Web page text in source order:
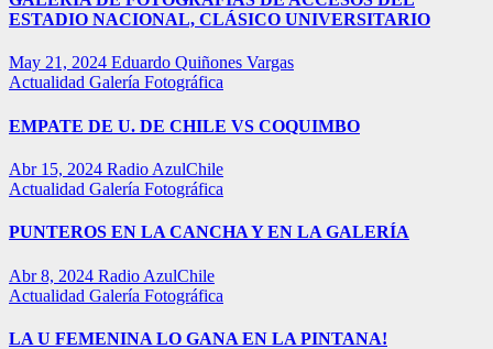
ESTADIO NACIONAL, CLÁSICO UNIVERSITARIO
May 21, 2024 Eduardo Quiñones Vargas
Actualidad Galería Fotográfica
EMPATE DE U. DE CHILE VS COQUIMBO
Abr 15, 2024 Radio AzulChile
Actualidad Galería Fotográfica
PUNTEROS EN LA CANCHA Y EN LA GALERÍA
Abr 8, 2024 Radio AzulChile
Actualidad Galería Fotográfica
LA U FEMENINA LO GANA EN LA PINTANA!